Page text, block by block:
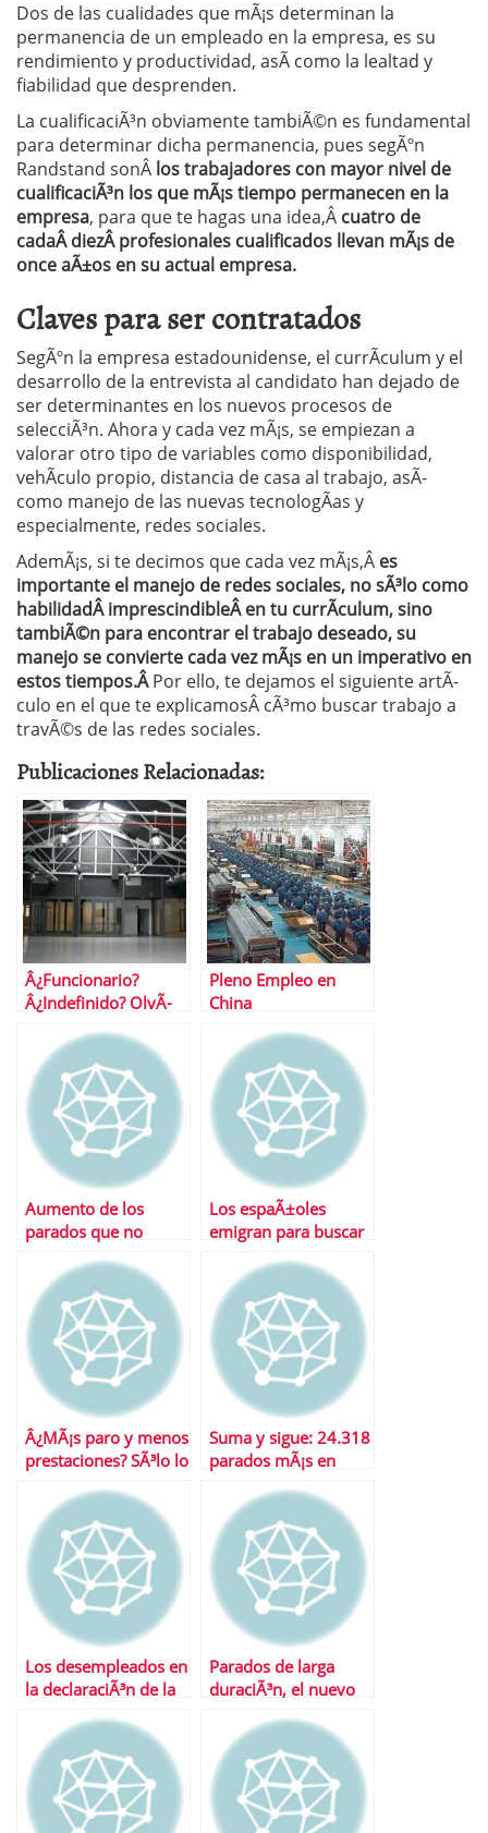
Dos de las cualidades que mÃ¡s determinan la
permanencia de un empleado en la empresa, es su
rendimiento y productividad, asÃ­ como la lealtad y
fiabilidad que desprenden.
La cualificaciÃ³n obviamente tambiÃ©n es fundamental
para determinar dicha permanencia, pues segÃºn
Randstand sonÂ los trabajadores con mayor nivel de
cualificaciÃ³n los que mÃ¡s tiempo permanecen en la
empresa, para que te hagas una idea,Â cuatro de
cadaÂ diezÂ profesionales cualificados llevan mÃ¡s de
once aÃ±os en su actual empresa.
Claves para ser contratados
SegÃºn la empresa estadounidense, el currÃ­culum y el
desarrollo de la entrevista al candidato han dejado de
ser determinantes en los nuevos procesos de
selecciÃ³n. Ahora y cada vez mÃ¡s, se empiezan a
valorar otro tipo de variables como disponibilidad,
vehÃ­culo propio, distancia de casa al trabajo, asÃ­
como manejo de las nuevas tecnologÃ­as y
especialmente, redes sociales.
AdemÃ¡s, si te decimos que cada vez mÃ¡s,Â es
importante el manejo de redes sociales, no sÃ³lo como
habilidadÂ imprescindibleÂ en tu currÃ­culum, sino
tambiÃ©n para encontrar el trabajo deseado, su
manejo se convierte cada vez mÃ¡s en un imperativo en
estos tiempos.ÂPor ello, te dejamos el siguiente artÃ­
culo en el que te explicamosÂ cÃ³mo buscar trabajo a
travÃ©s de las redes sociales.
Publicaciones Relacionadas:
Â¿Funcionario?
Â¿Indefinido? OlvÃ­
autÃ³nomo
Pleno Empleo en
China
Aumento de los
parados que no
Los espaÃ±oles
emigran para buscar
algunas dÃ©cadas
Â¿MÃ¡s paro y menos
prestaciones? SÃ³lo lo
momento
Suma y sigue: 24.318
parados mÃ¡s en
Los desempleados en
la declaraciÃ³n de la
Parados de larga
duraciÃ³n, el nuevo
economÃ­a espaÃ±ola